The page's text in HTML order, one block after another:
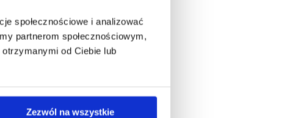
społecznościowe i analizować
partnerom społecznościowym,
od Ciebie lub
Zezwól na wszystkie